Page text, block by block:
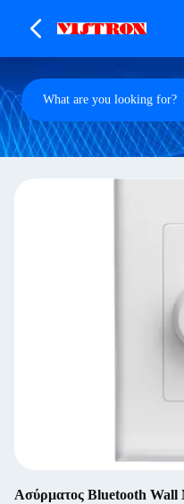
Ασύρματος Bluetooth